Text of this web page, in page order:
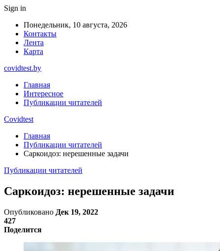
Sign in
Понедельник, 10 августа, 2026
Контакты
Лента
Карта
covidtest.by
Главная
Интересное
Публикации читателей
Covidtest
Главная
Публикации читателей
Саркоидоз: нерешенные задачи
Публикации читателей
Саркоидоз: нерешенные задачи
Опубликовано Дек 19, 2022
427
Поделится